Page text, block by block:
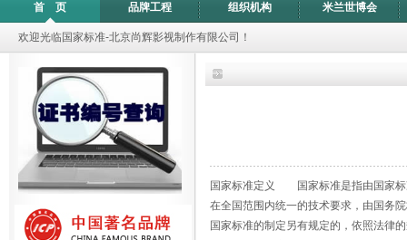
首 页 品牌工程 组织机构 米兰世博会
欢迎光临国家标准-北京尚辉影视制作有限公司！
国家标准定义 国家标准是指由国家标
在全国范围内统一的技术要求，由国务
国家标准的制定另有规定的，依照法律